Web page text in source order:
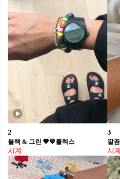
2
블랙 & 그린 🖤💚롤렉스
시계
3
깔
시계